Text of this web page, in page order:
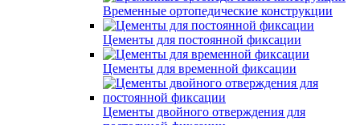
Временные ортопедические конструкции
Цементы для постоянной фиксации
Цементы для временной фиксации
Цементы двойного отверждения для